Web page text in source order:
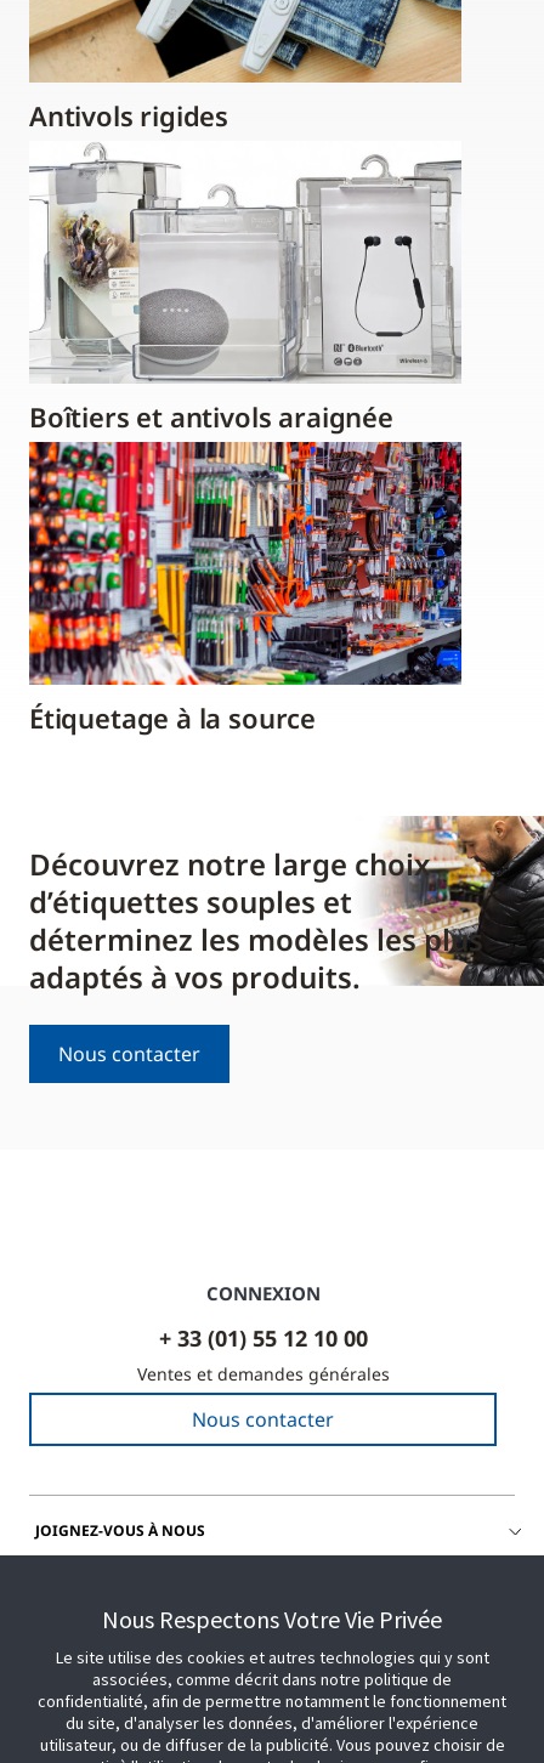
Antivols rigides
Boîtiers et antivols araignée
Étiquetage à la source
Découvrez notre large choix
d’étiquettes souples et
déterminez les modèles les plus
adaptés à vos produits.
Nous contacter
CONNEXION
+ 33 (01) 55 12 10 00
Ventes et demandes générales
Nous contacter
JOIGNEZ-VOUS À NOUS
Nous Respectons Votre Vie Privée
Le site utilise des cookies et autres technologies qui y sont
associées, comme décrit dans notre politique de
confidentialité, afin de permettre notamment le fonctionnement
du site, d'analyser les données, d'améliorer l'expérience
utilisateur, ou de diffuser de la publicité. Vous pouvez choisir de